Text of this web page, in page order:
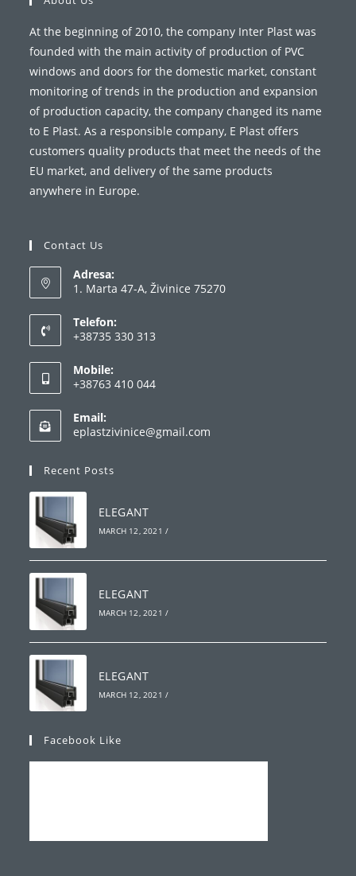
At the beginning of 2010, the company Inter Plast was
founded with the main activity of production of PVC
windows and doors for the domestic market, constant
monitoring of trends in the production and expansion
of production capacity, the company changed its name
to E Plast. As a responsible company, E Plast offers
customers quality products that meet the needs of the
EU market, and delivery of the same products
anywhere in Europe.
Contact Us
Adresa:
1. Marta 47-A, Živinice 75270
Telefon:
+38735 330 313
Mobile:
+38763 410 044
Email:
eplastzivinice@gmail.com
Recent Posts
ELEGANT
MARCH 12, 2021 /
ELEGANT
MARCH 12, 2021 /
ELEGANT
MARCH 12, 2021 /
Facebook Like